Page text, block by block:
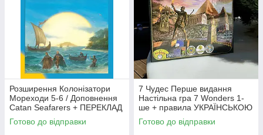
Розширення Колонізатори
Мореходи 5-6 / Доповнення
Catan Seafarers + ПЕРЕКЛАД
правил
Готово до відправки
7 Чудес Перше видання
Настільна гра 7 Wonders 1-
ше + правила УКРАЇНСЬКОЮ
Готово до відправки